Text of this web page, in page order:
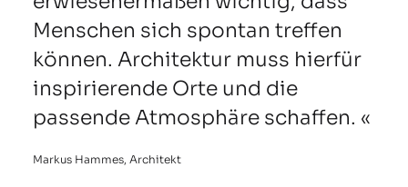
Menschen sich spontan treffen
können. Architektur muss hierfür
inspirierende Orte und die
passende Atmosphäre schaffen.
Markus Hammes, Architekt